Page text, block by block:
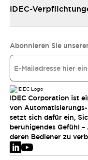
IDEC-
Abonnieren Sie
IDEC Corporation ist
von
setzt sich dafür ein,
beruhigendes Gefühl
deren Bediener zu